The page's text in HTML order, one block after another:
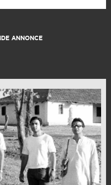
ANNONCE